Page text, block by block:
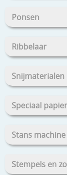
Ponsen
Ribbelaar
Snijmaterialen
Speciaal papier
Stans
Stempels en zo